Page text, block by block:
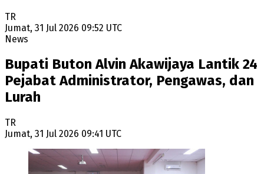
TR
Jumat, 31 Jul 2026 09:52 UTC
News
Bupati Buton Alvin Akawijaya Lantik 24
Pejabat Administrator, Pengawas, dan
Lurah
TR
Jumat, 31 Jul 2026 09:41 UTC